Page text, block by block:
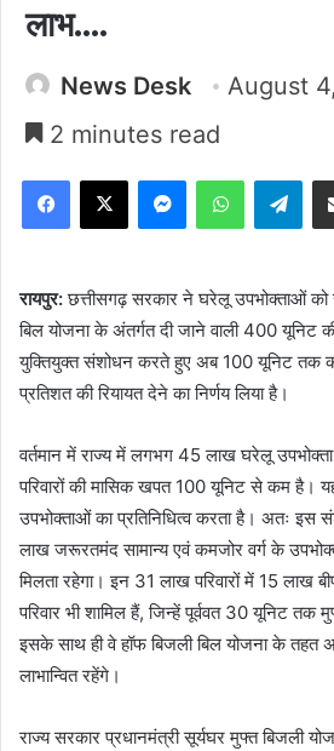
लाभ….
News Desk
August
2 minutes read
Facebook
X MessengerWhatsApp
रायपुर:छत्तीसगढ़ सरकार ने घरेलू उपभोक्ताओं को
बिल योजना के अंतर्गत दी जाने वाली 400 यूनिट
युक्तियुक्त संशोधन करते हुए अब 100 यूनिट तक
प्रतिशत की रियायत देने का निर्णय लिया है।
वर्तमान में राज्य में लगभग 45 लाख घरेलू
परिवारों की मासिक खपत 100 यूनिट से कम है।
उपभोक्ताओं का प्रतिनिधित्व करता है। अतः इस
लाख जरूरतमंद सामान्य एवं कमजोर वर्ग के
मिलता रहेगा। इन 31 लाख परिवारों में 15 लाख
परिवार भी शामिल हैं, जिन्हें पूर्ववत 30 यूनिट तक
इसके साथ ही वे हॉफ बिजली बिल योजना के तहत
लाभान्वित रहेंगे।
राज्य सरकार प्रधानमंत्री सूर्यघर मुफ्त बिजली